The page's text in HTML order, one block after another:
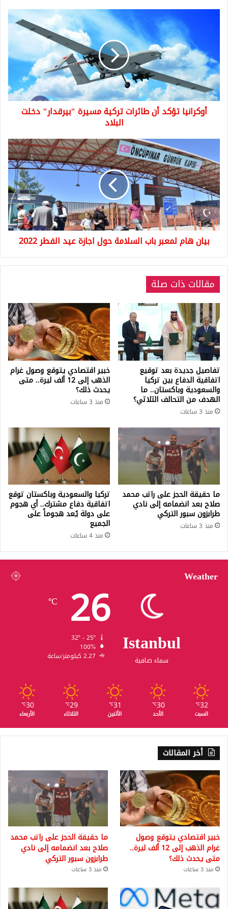
تركية
مسيرة
"بيرقدار"
دخلت
البلاد
أوكرانيا تؤكد أن طائرات تركية مسيرة "بيرقدار" دخلت
البلاد
لمعبر
باب
السلامة
حول
اجازة
عيد
الفطر
2022بيان هام لمعبر باب السلامة حول اجازة عيد الفطر 2022
مقالات ذات صلة
تفاصيل جديدة بعد توقيع
اتفاقية الدفاع بين تركيا
والسعودية وباكستان.. ما
الهدف من التحالف الثلاثي؟
منذ 3 ساعات
خبير اقتصادي يتوقع وصول غرام
الذهب إلى 12 ألف ليرة.. متى
يحدث ذلك؟
منذ 3 ساعات
ما حقيقة الحجز على راتب محمد
صلاح بعد انضمامه إلى نادي
طرابزون سبور التركي
منذ 3 ساعات
تركيا والسعودية وباكستان توقع
اتفاقية دفاع مشترك.. أي هجوم
على دولة يُعد هجوماً على
الجميع
منذ 4 ساعات
Weather
Istanbul
سماء صافية
26
℃
100%
2.27 كيلومتر/ساعة
32
℃
السبت
30
℃
الأحد
31
℃
الأثنين
29
℃
الثلاثاء
30
℃
الأربعاء
أخر المقالات
خبير اقتصادي يتوقع وصول
غرام الذهب إلى 12 ألف ليرة..
متى يحدث ذلك؟
منذ 3 ساعات
ما حقيقة الحجز على راتب محمد
صلاح بعد انضمامه إلى نادي
طرابزون سبور التركي
منذ 3 ساعات